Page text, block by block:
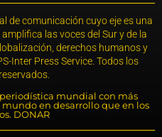
de comunicación cuyo eje es una
las voces del Sur y de la
derechos humanos y
Inter Press Service. Todos los
mundial con más
mundo en desarrollo que en los
DONAR